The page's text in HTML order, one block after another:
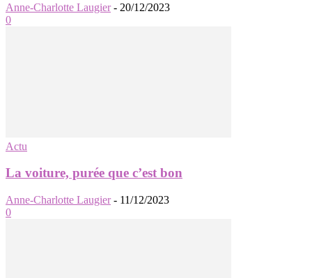
Anne-Charlotte Laugier - 20/12/2023
0
Actu
La voiture, purée que c’est bon
Anne-Charlotte Laugier - 11/12/2023
0